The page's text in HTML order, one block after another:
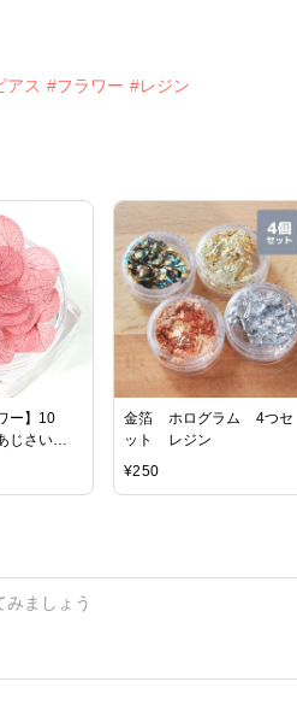
アス #フラワー #レジン
ー】10
じさい
ク》【ハー
金箔 ホログラム 4つセ
ット レジン
¥250